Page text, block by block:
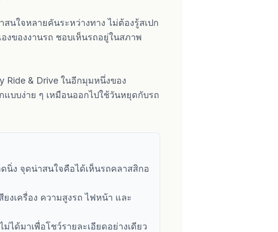
นใจหลายคันระหว่างทาง ไม่ต้องรู้สเปก
งของงานรถ ชอบเห็นรถอยู่ในสภาพ
Ride & Drive ในอีกมุมหนึ่งของ
บบง่าย ๆ เหมือนออกไปใช้วันหยุดกับรถ
นิ่ง จุดน่าสนใจคือได้เห็นรถคลาสสิกอ
งเครื่อง ความสูงรถ ไฟหน้า และ
ด้มาเพื่อโชว์รายละเอียดอย่างเดียว